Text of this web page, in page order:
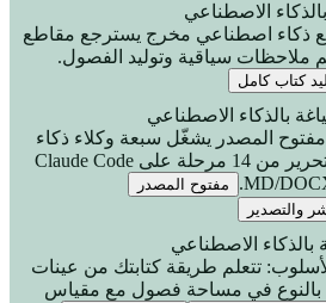
الاصطناعي
مع ذكاء اصطناعي مخرج يسترجع مقاطع
ملاحظات سياقية وتوليد الفصول.
كتاب كامل
بالذكاء الاصطناعي
المصدر يشغّل سبعة وكلاء ذكاء
اصطناعي عبر خط تحرير من 14 مرحلة على Claude Code
مفتوح المصدر
والتصدير
بالذكاء الاصطناعي
تتعلم طريقة كتابتك من عينات
بالنوع في مساحة فصول مع مقياس